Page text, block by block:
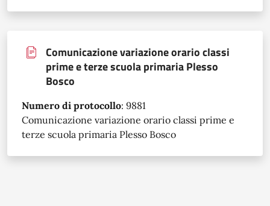
Comunicazione variazione orario classi
prime e terze scuola primaria Plesso
Bosco
Numero di protocollo: 9881
Comunicazione variazione orario classi prime e
terze scuola primaria Plesso Bosco